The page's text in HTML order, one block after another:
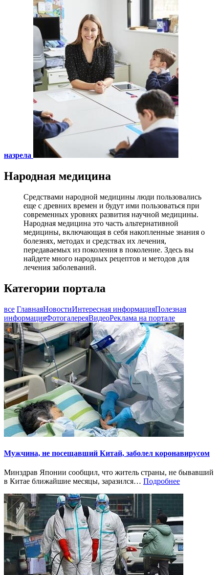
назрела
Народная медицина
Средствами народной медицины люди пользовались
еще с древних времен и будут ими пользоваться при
современных уровнях развития научной медицины.
Народная медицина это часть альтернативной
медицины, включающая в себя накопленные знания о
болезнях, методах и средствах их лечения,
передаваемых из поколения в поколение. Здесь вы
найдете много народных рецептов и методов для
лечения заболеваний.
Категории портала
все ГлавнаяНовостиИнтересная информацияПолезная
информацияФотогалереяВидеоРеклама на портале
Мужчина, не посещавший Китай, заболел коронавирусом
Минздрав Японии сообщил, что житель страны, не бывавший
в Китае ближайшие месяцы, заразился… Подробнее